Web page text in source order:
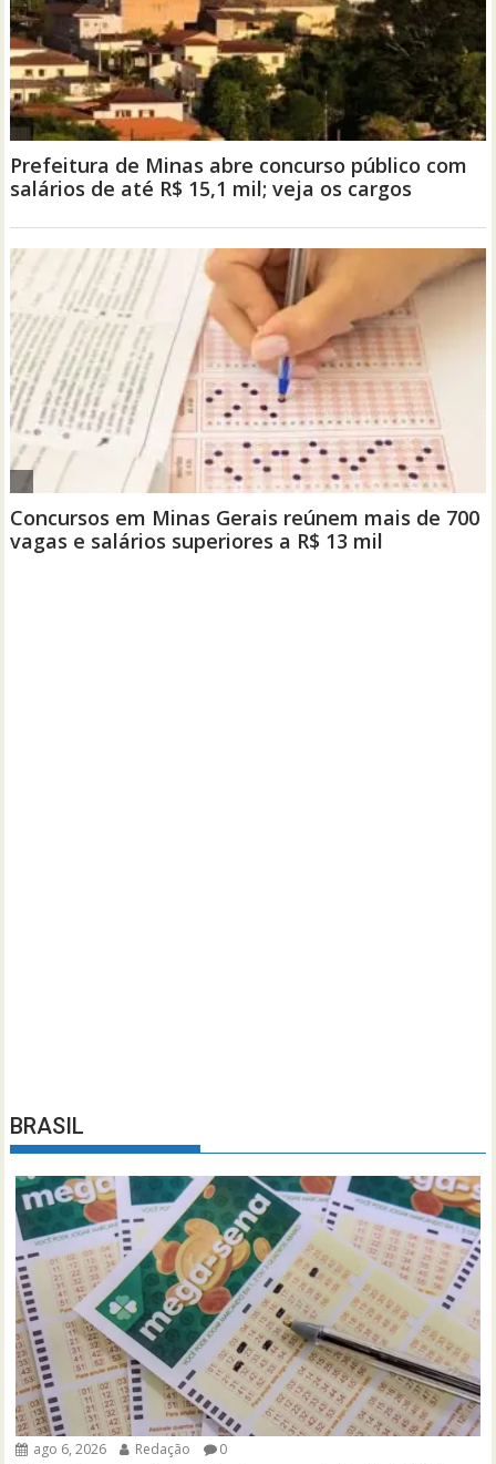
BRASIL
ago 6, 2026 Redação 0